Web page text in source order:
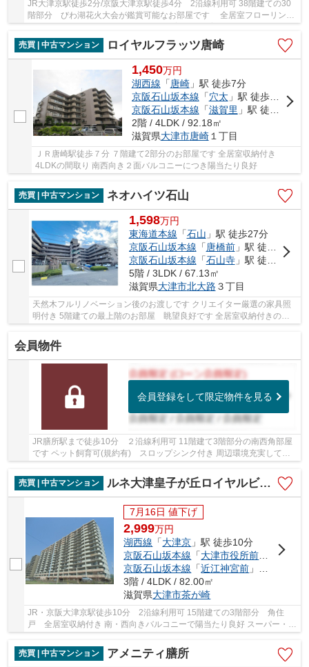
JR大津京駅徒歩2分/京阪大津京駅徒歩4分 2沿線利用可 38階建ての30
階部分 びわ湖花火大会が鑑賞可能なお部屋です 全居室フローリン
売買 | 中古マンション
ロイヤルフラッツ唐崎
1,450万円
湖西線 「 唐崎」駅 徒歩7分
京阪石山坂本線 「穴太 」駅 徒歩18分
京阪石山坂本線 「滋賀里 」駅 徒歩18分
2階 / 4LDK / 92.18㎡
滋賀県大津市唐崎１丁目
ＪＲ唐崎駅徒歩７分 ７階建て2部分のお部屋です 全居室収納付き
4LDKの間取り 南西向き２面バルコニーにつき陽当たり良好
売買 | 中古マンション ネオハイツ石山
1,598万円
東海道本線 「石山 」駅 徒歩27分
京阪石山坂本線 「 唐橋前」駅 徒歩23分
京阪石山坂本線 「石山寺」駅 徒歩26分
5階 / 3LDK / 67.13㎡
滋賀県大津市北大路 ３丁目
天然木フルリノベーション後のお渡しです クリエイター厳選の家具照
明付き 5階建ての最上階のお部屋 眺望良好です 全居室収納付きの３
LDK
会員物件
会員登録をして限定物件を見る
JR膳所駅まで徒歩10分 ２沿線利用可 11階建て3階部分の南西角部屋
です ペット飼育可(規約有) スロップシンク付き 周辺環境充実してい
ます
売買 | 中古マンション
ルネ大津皇子が丘ロイヤルビュー
7月16日 値下げ
2,999万円
湖西線 「大津京 」駅 徒歩10分
京阪石山坂本線 「大津市役所前 」駅 徒歩
京阪石山坂本線 「近江神宮前 」駅 徒歩18分
3階 / 4LDK / 82.00㎡
滋賀県大津市茶が崎
JR・京阪大津京駅徒歩10分 2沿線利用可 15階建ての3階部分 角住
戸 全居室収納付き 南・西向きバルコニーで陽当たり良好 スーパー・コ
ンビニなど徒歩圏内の便利な住環境です 2026年1...
売買 | 中古マンション
アメニティ膳所